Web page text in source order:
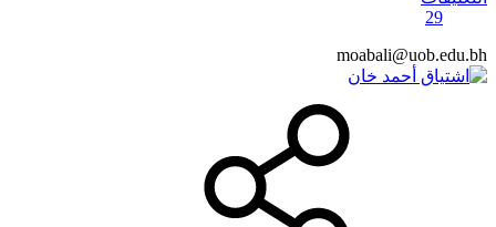
29
moabali@uob.edu.bh